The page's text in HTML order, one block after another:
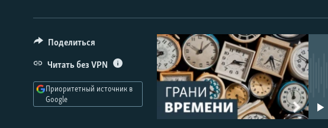
навигации
Вернутся
КУЛЬТУРА
IDEL.РЕАЛИИ
КАВКАЗ.РЕАЛИИ
СЕВЕР.РЕАЛИИ
СИБИРЬ.РЕАЛИИ
Поделиться
Читать без VPN
Приоритетный источник в
Google